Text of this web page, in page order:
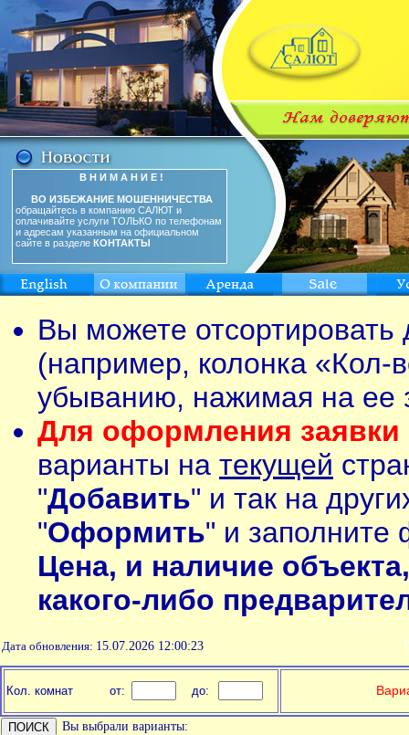
В Н И М А Н И Е !
ВО ИЗБЕЖАНИЕ МОШЕННИЧЕСТВА
обращайтесь в компанию САЛЮТ и
оплачивайте услуги ТОЛЬКО по телефонам
и адресам указанным на официальном
сайте в разделе КОНТАКТЫ
Вы можете
(например, колонка «Кол-
убыванию, нажимая на ее
Для оформления заявки
варианты на текущей
"Добавить" и так на
"Оформить" и заполните
Цена, и наличие
какого-либо
Дата обновления: 15.07.2026 12:00:23
Кол. комнат от: до:
Вы выбрали варианты: